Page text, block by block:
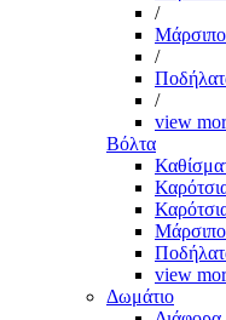
/
/
/
view
Βόλτα
view
Δωμάτιο